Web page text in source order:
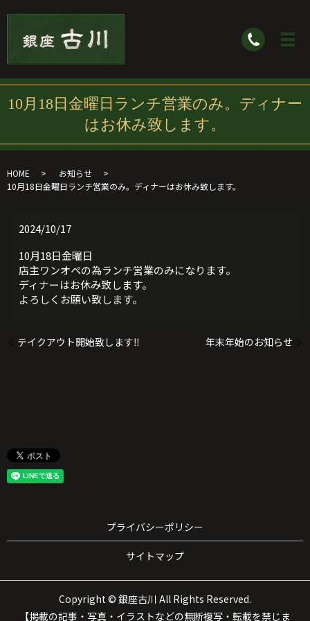
10月18日金曜日ランチ営業のみ。ディナー
はお休み致します。
HOME
お知らせ
10月18日金曜日ランチ営業のみ。ディナーはお休み致します。
2024/10/17
10月18日金曜日
店主ワンオペの為ランチ営業のみになります。
ディナーはお休み致します。
よろしくお願い致します。
テイクアウト開始致します‼️ 年末年始のお知らせ
プライバシーポリシー
サイトマップ
Copyright © 銀座古川 All Rights Reserved.
【掲載の記事・写真・イラストなどの無断複写・転載を禁じま